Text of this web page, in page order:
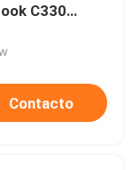
C330
Contacto